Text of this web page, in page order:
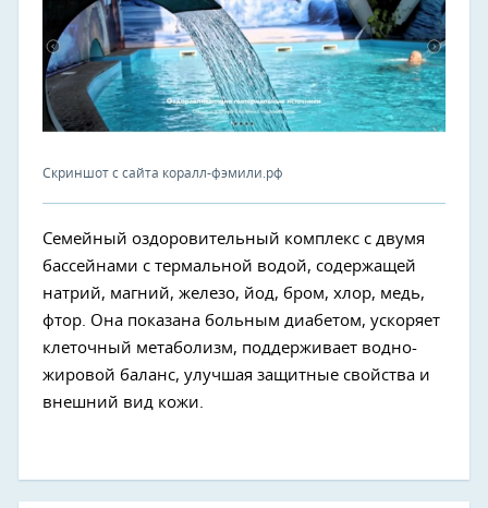
Скриншот с сайта коралл-фэмили.рф
Семейный оздоровительный комплекс с двумя
бассейнами с термальной водой, содержащей
натрий, магний, железо, йод, бром, хлор, медь,
фтор. Она показана больным диабетом, ускоряет
клеточный метаболизм, поддерживает водно-
жировой баланс, улучшая защитные свойства и
внешний вид кожи.